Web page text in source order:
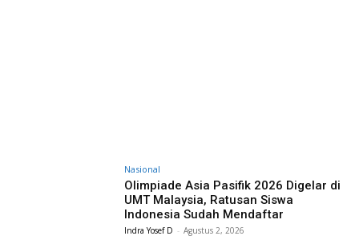
Nasional
Olimpiade Asia Pasifik 2026 Digelar di
UMT Malaysia, Ratusan Siswa
Indonesia Sudah Mendaftar
Indra Yosef D - Agustus 2, 2026